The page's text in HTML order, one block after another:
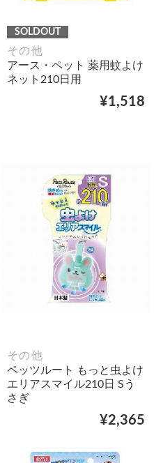
SOLDOUT
その他
アース・ペット 薬用蚊よけ
ネット210日用
¥1,518
その他
ペッツルート もっと虫よけ
エリアスマイル210日 Sう
さぎ
¥2,365